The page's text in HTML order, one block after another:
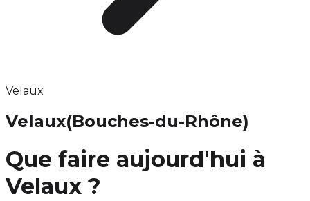
Velaux
Velaux(Bouches-du-Rhône)
Que faire aujourd'hui à
Velaux ?